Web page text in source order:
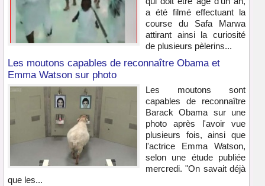
a été filmé effectuant la
course du Safa Marwa
attirant ainsi la curiosité
de plusieurs pèlerins...
Les moutons capables de reconnaître Obama et
Emma Watson sur photo
Les moutons sont
capables de reconnaître
Barack Obama sur une
photo après l'avoir vue
plusieurs fois, ainsi que
l'actrice Emma Watson,
selon une étude publiée
mercredi. "On savait déjà
que les...